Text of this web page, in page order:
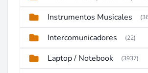
Instrumentos Musicales
Intercomunicadores (22)
Laptop / Notebook (3937)